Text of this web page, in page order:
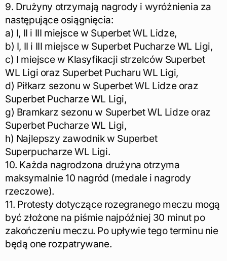
9. Drużyny otrzymają nagrody i wyróżnienia za
następujące osiągnięcia:
a) I, II i III miejsce w Superbet WL Lidze,
b) I, II i III miejsce w Superbet Pucharze WL Ligi,
c) I miejsce w Klasyfikacji strzelców Superbet
WL Ligi oraz Superbet Pucharu WL Ligi,
d) Piłkarz sezonu w Superbet WL Lidze oraz
Superbet Pucharze WL Ligi,
g) Bramkarz sezonu w Superbet WL Lidze oraz
Superbet Pucharze WL Ligi,
h) Najlepszy zawodnik w Superbet
Superpucharze WL Ligi.
10. Każda nagrodzona drużyna otrzyma
maksymalnie 10 nagród (medale i nagrody
rzeczowe).
11. Protesty dotyczące rozegranego meczu mogą
być złożone na piśmie najpóźniej 30 minut po
zakończeniu meczu. Po upływie tego terminu nie
będą one rozpatrywane.